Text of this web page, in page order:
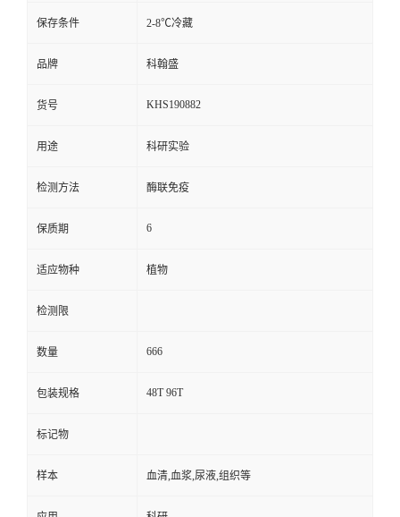
保存条件 2-8℃冷藏
品牌 科翰盛
货号 KHS190882
用途 科研实验
检测方法 酶联免疫
保质期 6
适应物种 植物
检测限
数量 666
包装规格 48T 96T
标记物
样本 血清,血浆,尿液,组织等